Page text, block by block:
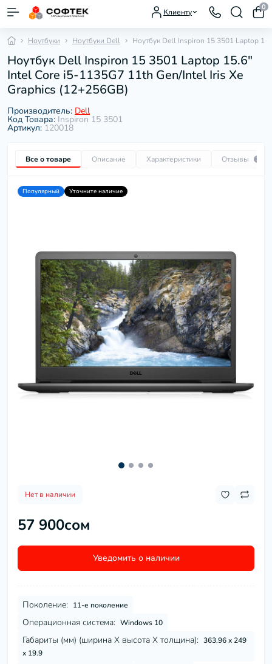
Клиенту
0
Ноутбуки Ноутбуки Dell Ноутбук Dell Inspiron 15 3501 Laptop
Ноутбук Dell Inspiron 15 3501 Laptop 15.6"
Intel Core i5-1135G7 11th Gen/Intel Iris Xe
Graphics (12+256GB)
Производитель: Dell
Код Товара: Inspiron 15 3501
Артикул: 120018
Все о товаре Описание Характеристики Отзывы 1
Популярный Уточните наличие
Нет в наличии
57 900сом
Уведомить о наличии
Поколение: 11-е поколение
Операционная система: Windows 10
Габариты (мм) (ширина Х высота Х толщина): 363.96 x 249
x 19.9